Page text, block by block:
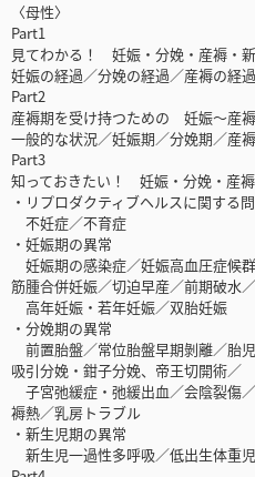
〈母性〉
Part1
見てわかる！ 妊娠・分娩・産褥・
妊娠の経過／分娩の経過／産褥の経
Part2
産褥期を受け持つための 妊娠～産
一般的な状況／妊娠期／分娩期／産
Part3
知っておきたい！ 妊娠・分娩・産
・リプロダクティブヘルスに関する
不妊症／不育症
・妊娠期の異常
妊娠期の感染症／妊娠高血圧症候
筋腫合併妊娠／切迫早産／前期破水／
高年妊娠・若年妊娠／双胎妊娠
・分娩期の異常
前置胎盤／常位胎盤早期剝離／胎
吸引分娩・鉗子分娩、帝王切開術／
子宮弛緩症・弛緩出血／会陰裂傷
褥熱／乳房トラブル
・新生児期の異常
新生児一過性多呼吸／低出生体重